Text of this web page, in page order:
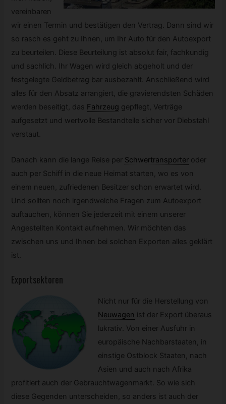
vereinbaren
wir einen Termin und bestätigen den Vertrag. Dann sind wir
so rasch es geht zu Ihnen, um Ihr Auto für den Autoexport
zu beurteilen. Diese Beurteilung ist absolut fair, fachkundig
und sachlich. Ihr Wagen wird gleich abgeholt und der
festgelegte Geldbetrag bar ausbezahlt. Anschließend wird
alles für den Absatz arrangiert, die gravierendsten Schäden
werden beseitigt, das Fahrzeug gepflegt, Verträge
aufgesetzt und wertvolle Bestandteile sicher vor Diebstahl
verstaut.
Danach kann die lange Reise per Schwertransporter oder
auch per Schiff in die neue Heimat starten, wo es von
einem neuen, zufriedenen Besitzer schon erwartet wird.
Und sollten noch irgendwelche Fragen zum Autoexport
auftauchen, können Sie jederzeit mit einem unserer
Angestellten Kontakt aufnehmen. Wir möchten das
zwischen uns und Ihnen bei solchen Exporten alles geklärt
ist.
Exportsektoren
Nicht nur für die Herstellung von
Neuwagen ist der Export überaus
lukrativ. Von einer Ausfuhr in
europäische Nachbarstaaten, in
einstige Ostblock Staaten, nach
Asien und auch nach Afrika
profitiert auch der Gebrauchtwagenmarkt. So wie sich
diese Gegenden unterscheiden, so anders ist auch der